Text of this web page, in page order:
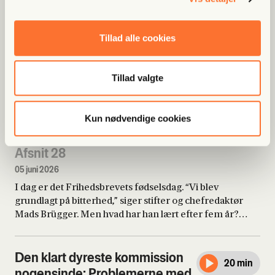
Tillad alle cookies
Tillad valgte
Kun nødvendige cookies
store folkefest i Allinge. Men vi er her altså også for at
lave journalistik. Andreas Munk forklarer, hvorfor vi er
Lyt til dette afsnit gratis
Mads Brügger gør status efter
fem år med Frihedsbrevet
Afsnit 28
05 juni 2026
50 min
I dag er det Frihedsbrevets fødselsdag. “Vi blev
grundlagt på bitterhed,” siger stifter og chefredaktør
Mads Brügger. Men hvad har han lært efter fem år?
Den klart dyreste kommission
20 min